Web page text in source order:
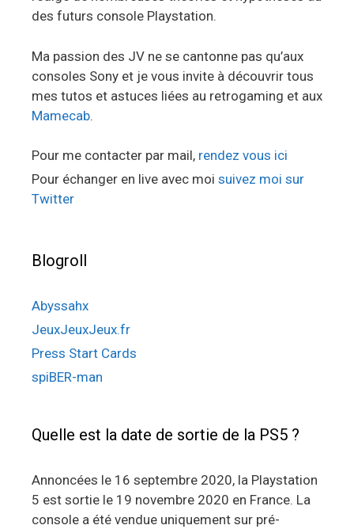
des futurs console Playstation.
Ma passion des JV ne se cantonne pas qu’aux
consoles Sony et je vous invite à découvrir tous
mes tutos et astuces liées au retrogaming et aux
Mamecab.
Pour me contacter par mail, rendez vous ici
Pour échanger en live avec moi suivez moi sur
Twitter
Blogroll
Abyssahx
JeuxJeuxJeux.fr
Press Start Cards
spiBER-man
Quelle est la date de sortie de la PS5 ?
Annoncées le 16 septembre 2020, la Playstation
5 est sortie le 19 novembre 2020 en France. La
console a été vendue uniquement sur pré-